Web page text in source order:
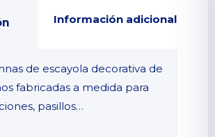
Información adicional
de escayola decorativa de
fabricadas a medida para
pasillos…